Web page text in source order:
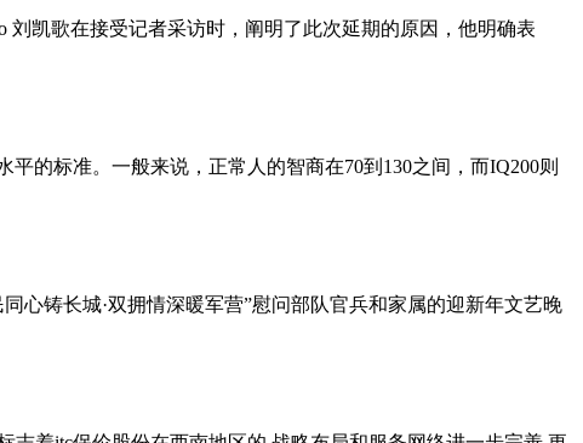
凯歌在接受记者采访时，阐明了此次延期的原因，他明确表
的标准。一般来说，正常人的智商在70到130之间，而IQ200则
心铸长城·双拥情深暖军营”慰问部队官兵和家属的迎新年文艺晚